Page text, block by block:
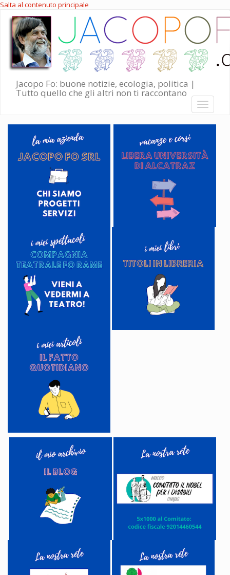
Salta al contenuto principale
Jacopo Fo: buone notizie, ecologia, politica |
Tutto quello che gli altri non ti raccontano
Toggle